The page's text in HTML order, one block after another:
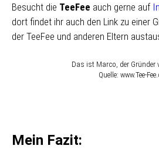
Besucht die TeeFee auch gerne auf
dort findet ihr auch den Link zu einer
der TeeFee und anderen Eltern
Das ist Marco, der Gründer
Quelle: www.Tee-
Mein Fazit: